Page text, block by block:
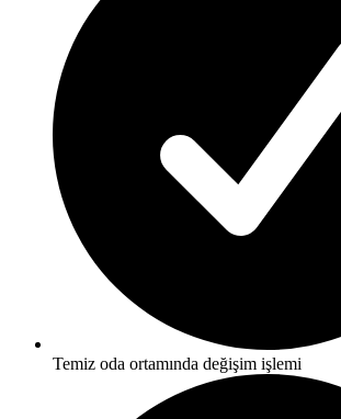
Temiz oda ortamında değişim işlemi